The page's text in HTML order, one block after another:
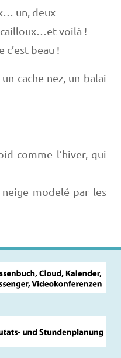
un, deux
cailloux…et voilà !
c’est beau !
cache-nez, un balai
comme l’hiver, qui
modelé par les